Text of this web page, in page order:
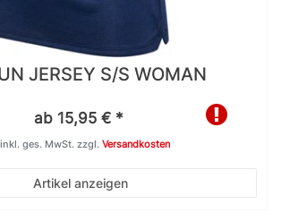
JERSEY S/S WOMAN
ab 15,95 € *
Artikel anzeigen
inkl. ges. MwSt.zzgl. Versandkosten